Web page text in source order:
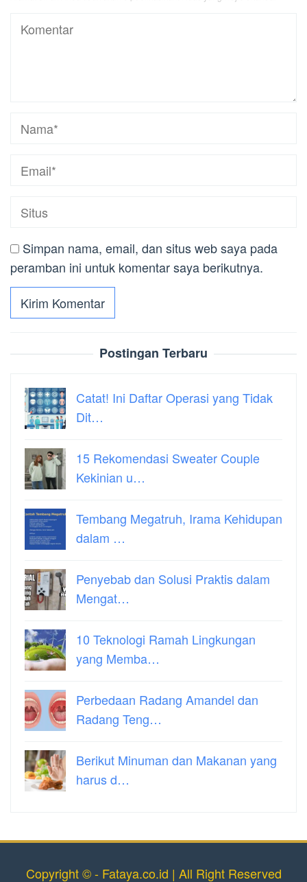
Simpan nama, email, dan situs web saya pada
peramban ini untuk komentar saya berikutnya.
Postingan Terbaru
Catat! Ini Daftar Operasi yang Tidak
Dit…
15 Rekomendasi Sweater Couple
Kekinian u…
Tembang Megatruh, Irama Kehidupan
dalam …
Penyebab dan Solusi Praktis dalam
Mengat…
10 Teknologi Ramah Lingkungan
yang Memba…
Perbedaan Radang Amandel dan
Radang Teng…
Berikut Minuman dan Makanan yang
harus d…
Copyright © - Fataya.co.id | All Right Reserved